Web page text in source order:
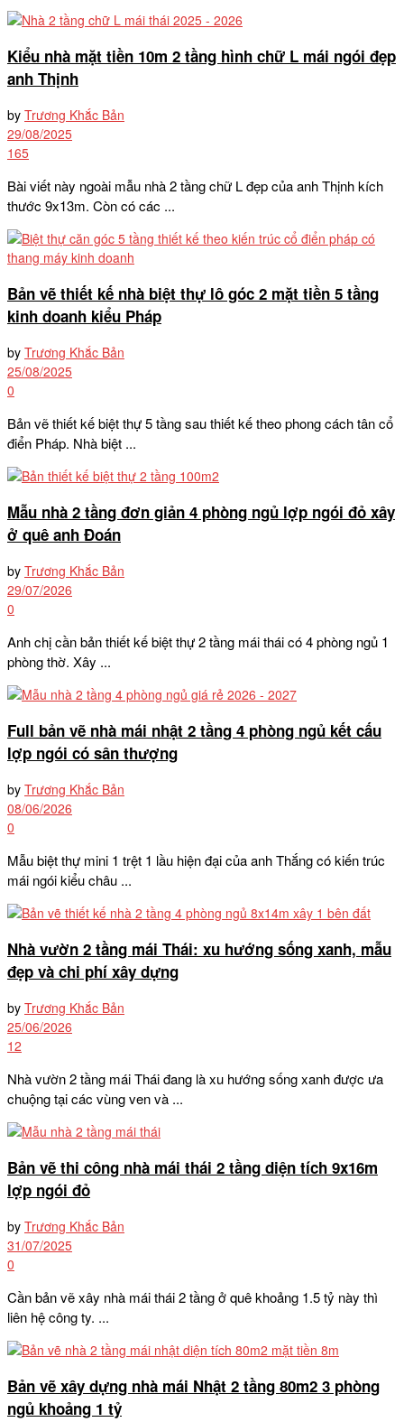
Kiểu nhà mặt tiền 10m 2 tầng hình chữ L mái ngói đẹp
anh Thịnh
by Trương Khắc Bản
29/08/2025
165
Bài viết này ngoài mẫu nhà 2 tầng chữ L đẹp của anh Thịnh kích
thước 9x13m. Còn có các ...
Bản vẽ thiết kế nhà biệt thự lô góc 2 mặt tiền 5 tầng
kinh doanh kiểu Pháp
by Trương Khắc Bản
25/08/2025
0
Bản vẽ thiết kế biệt thự 5 tầng sau thiết kế theo phong cách tân cổ
điển Pháp. Nhà biệt ...
Mẫu nhà 2 tầng đơn giản 4 phòng ngủ lợp ngói đỏ xây
ở quê anh Đoán
by Trương Khắc Bản
29/07/2026
0
Anh chị cần bản thiết kế biệt thự 2 tầng mái thái có 4 phòng ngủ 1
phòng thờ. Xây ...
Full bản vẽ nhà mái nhật 2 tầng 4 phòng ngủ kết cấu
lợp ngói có sân thượng
by Trương Khắc Bản
08/06/2026
0
Mẫu biệt thự mini 1 trệt 1 lầu hiện đại của anh Thắng có kiến trúc
mái ngói kiểu châu ...
Nhà vườn 2 tầng mái Thái: xu hướng sống xanh, mẫu
đẹp và chi phí xây dựng
by Trương Khắc Bản
25/06/2026
12
Nhà vườn 2 tầng mái Thái đang là xu hướng sống xanh được ưa
chuộng tại các vùng ven và ...
Bản vẽ thi công nhà mái thái 2 tầng diện tích 9x16m
lợp ngói đỏ
by Trương Khắc Bản
31/07/2025
0
Cần bản vẽ xây nhà mái thái 2 tầng ở quê khoảng 1.5 tỷ này thì
liên hệ công ty. ...
Bản vẽ xây dựng nhà mái Nhật 2 tầng 80m2 3 phòng
ngủ khoảng 1 tỷ